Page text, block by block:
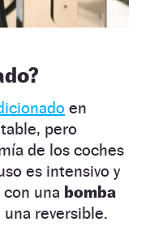
en
pero
de los coches
es intensivo y
una bomba
una reversible.